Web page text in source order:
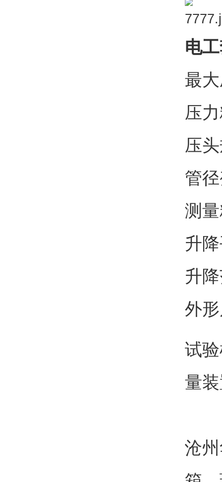
电
最
压
压
管
测
升
升
外
试
量
沧